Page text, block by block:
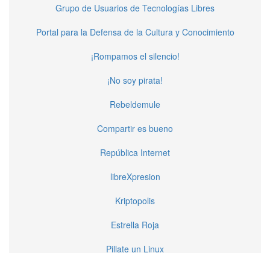
Grupo de Usuarios de Tecnologías Libres
Portal para la Defensa de la Cultura y Conocimiento
¡Rompamos el silencio!
¡No soy pirata!
Rebeldemule
Compartir es bueno
República Internet
libreXpresion
Kriptopolis
Estrella Roja
Pillate un Linux